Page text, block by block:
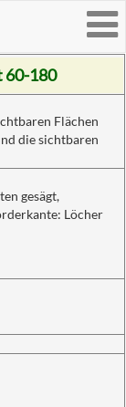
60-180
Flächen
die sichtbaren
gesägt,
Löcher